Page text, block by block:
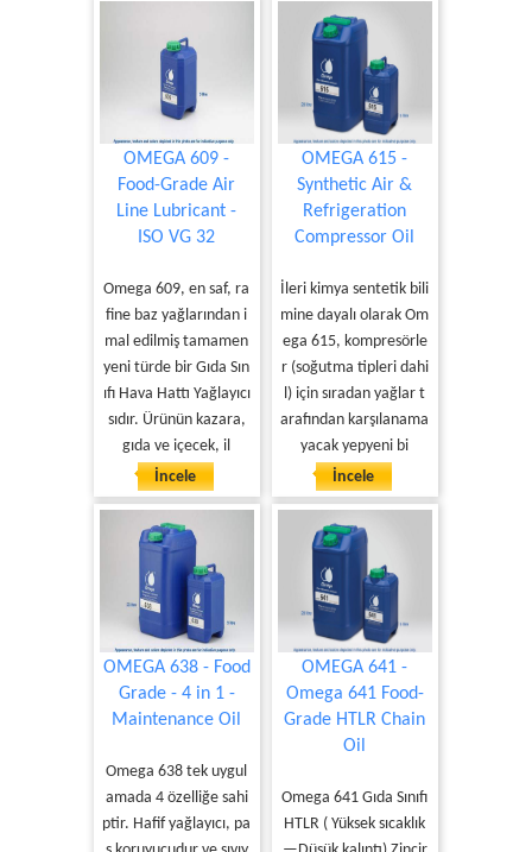
OMEGA 609 -
Food-Grade Air
Line Lubricant -
ISO VG 32
Omega 609, en saf, ra
fine baz yağlarından i
mal edilmiş tamamen
yeni türde bir Gıda Sın
ıfı Hava Hattı Yağlayıcı
sıdır. Ürünün kazara,
gıda ve içecek, il
İncele
OMEGA 615 -
Synthetic Air &
Refrigeration
Compressor Oil
İleri kimya sentetik bili
mine dayalı olarak Om
ega 615, kompresörle
r (soğutma tipleri dahi
l) için sıradan yağlar t
arafından karşılanama
yacak yepyeni bi
İncele
OMEGA 638 - Food
Grade - 4 in 1 -
Maintenance Oil
Omega 638 tek uygul
amada 4 özelliğe sahi
ptir. Hafif yağlayıcı, pa
OMEGA 641 -
Omega 641 Food-
Grade HTLR Chain
Oil
Omega 641 Gıda Sınıfı
HTLR ( Yüksek sıcaklık